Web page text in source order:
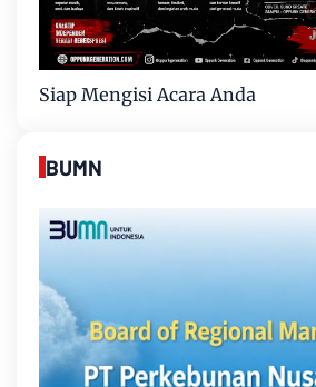
Siap Mengisi Acara Anda
BUMN